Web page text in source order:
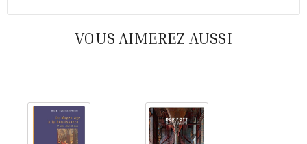
VOUS AIMEREZ AUSSI